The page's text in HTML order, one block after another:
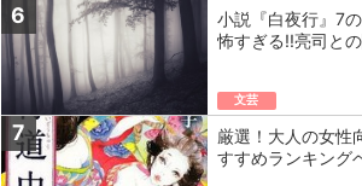
6
小説『白夜行』7
怖すぎる!!亮司と
文芸
7
厳選！大人の女性
すすめランキング